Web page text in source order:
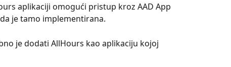
aplikaciji omogući pristup kroz AAD App
je tamo implementirana.
je dodati AllHours kao aplikaciju kojoj